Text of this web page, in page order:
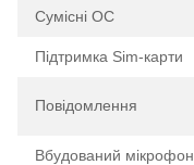
Сумісні ОС
Підтримка Sim-карти
Повідомлення
Вбудований мікрофон